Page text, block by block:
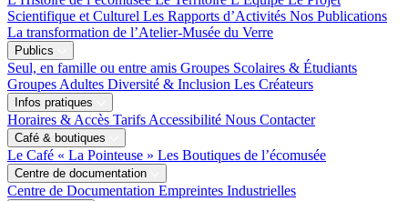
Scientifique et Culturel Les Rapports d’Activités Nos Publications
La transformation de l’Atelier-Musée du Verre
Publics
Seul, en famille ou entre amis Groupes Scolaires & Étudiants
Groupes Adultes Diversité & Inclusion Les Créateurs
Infos pratiques
Horaires & Accès Tarifs Accessibilité Nous Contacter
Café & boutiques
Le Café « La Pointeuse » Les Boutiques de l’écomusée
Centre de documentation
Centre de Documentation Empreintes Industrielles